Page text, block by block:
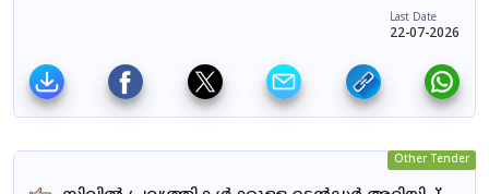
Last Date
22-07-2026
Other Tender